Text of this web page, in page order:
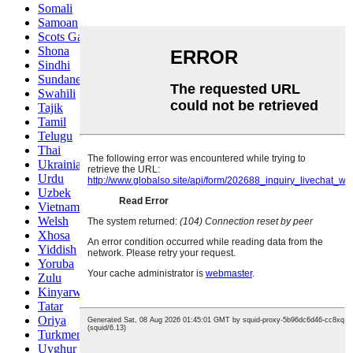
Somali
Samoan
Scots Gaelic
Shona
Sindhi
Sundanese
Swahili
Tajik
Tamil
Telugu
Thai
Ukrainian
Urdu
Uzbek
Vietnamese
Welsh
Xhosa
Yiddish
Yoruba
Zulu
Kinyarwanda
Tatar
Oriya
Turkmen
Uyghur